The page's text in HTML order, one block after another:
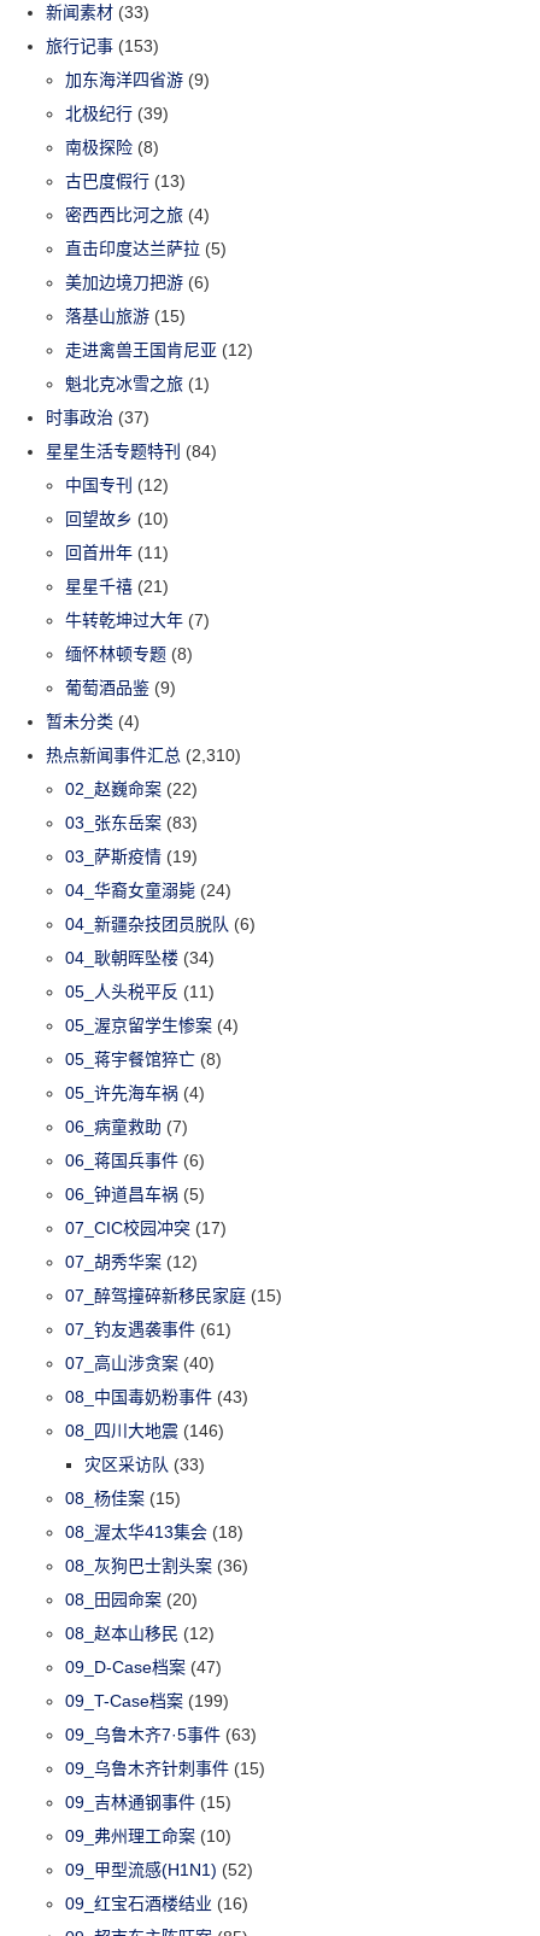
新闻素材 (33)
旅行记事 (153)
加东海洋四省游 (9)
北极纪行 (39)
南极探险 (8)
古巴度假行 (13)
密西西比河之旅 (4)
直击印度达兰萨拉 (5)
美加边境刀把游 (6)
落基山旅游 (15)
走进禽兽王国肯尼亚 (12)
魁北克冰雪之旅 (1)
时事政治 (37)
星星生活专题特刊 (84)
中国专刊 (12)
回望故乡 (10)
回首卅年 (11)
星星千禧 (21)
牛转乾坤过大年 (7)
缅怀林顿专题 (8)
葡萄酒品鉴 (9)
暂未分类 (4)
热点新闻事件汇总 (2,310)
02_赵巍命案 (22)
03_张东岳案 (83)
03_萨斯疫情 (19)
04_华裔女童溺毙 (24)
04_新疆杂技团员脱队 (6)
04_耿朝晖坠楼 (34)
05_人头税平反 (11)
05_渥京留学生惨案 (4)
05_蒋宇餐馆猝亡 (8)
05_许先海车祸 (4)
06_病童救助 (7)
06_蒋国兵事件 (6)
06_钟道昌车祸 (5)
07_CIC校园冲突 (17)
07_胡秀华案 (12)
07_醉驾撞碎新移民家庭 (15)
07_钓友遇袭事件 (61)
07_高山涉贪案 (40)
08_中国毒奶粉事件 (43)
08_四川大地震 (146)
灾区采访队 (33)
08_杨佳案 (15)
08_渥太华413集会 (18)
08_灰狗巴士割头案 (36)
08_田园命案 (20)
08_赵本山移民 (12)
09_D-Case档案 (47)
09_T-Case档案 (199)
09_乌鲁木齐7·5事件 (63)
09_乌鲁木齐针刺事件 (15)
09_吉林通钢事件 (15)
09_弗州理工命案 (10)
09_甲型流感(H1N1) (52)
09_红宝石酒楼结业 (16)